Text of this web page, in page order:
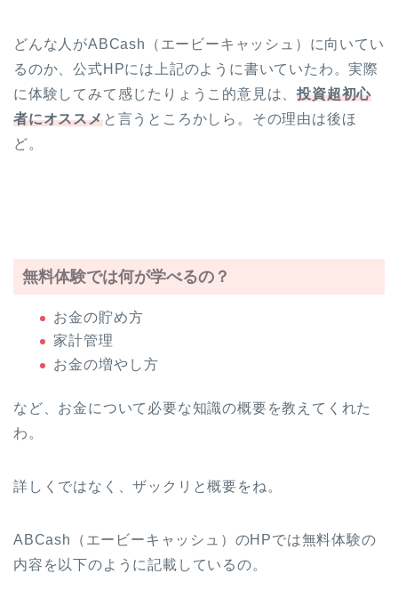
どんな人がABCash（エービーキャッシュ）に向いてい
るのか、公式HPには上記のように書いていたわ。実際
に体験してみて感じたりょうこ的意見は、投資超初心
者にオススメと言うところかしら。その理由は後ほ
ど。
無料体験では何が学べるの？
お金の貯め方
家計管理
お金の増やし方
など、お金について必要な知識の概要を教えてくれた
わ。
詳しくではなく、ザックリと概要をね。
ABCash（エービーキャッシュ）のHPでは無料体験の
内容を以下のように記載しているの。